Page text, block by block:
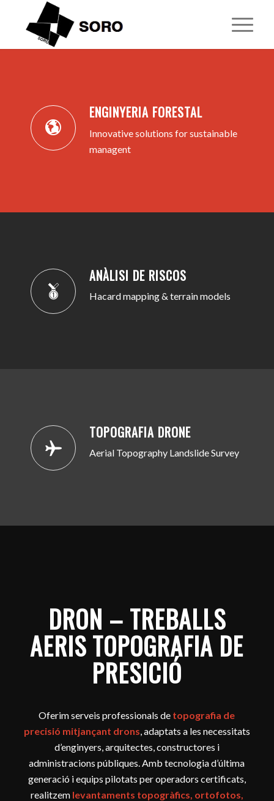
ENGINYERIA FORESTAL
Innovative solutions for sustainable
managent
ANÀLISI DE RISCOS
Hacard mapping & terrain models
TOPOGRAFIA DRONE
Aerial Topography Landslide Survey
DRON – TREBALLS
AERIS TOPOGRAFIA DE
PRESICIÓ
Oferim serveis professionals de topografia de
precisió mitjançant drons , adaptats a les necessitats
d’enginyers, arquitectes, constructores i
administracions públiques. Amb tecnologia d’última
generació i equips pilotats per operadors certificats,
realitzem levantaments topogràfics, ortofotos,